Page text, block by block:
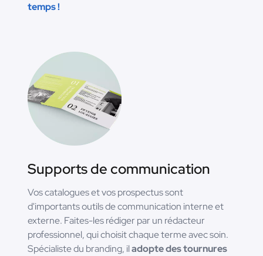
temps !
Supports de communication
Vos catalogues et vos prospectus sont
d'importants outils de communication interne et
externe. Faites-les rédiger par un rédacteur
professionnel, qui choisit chaque terme avec soin.
Spécialiste du branding, iladopte des tournures